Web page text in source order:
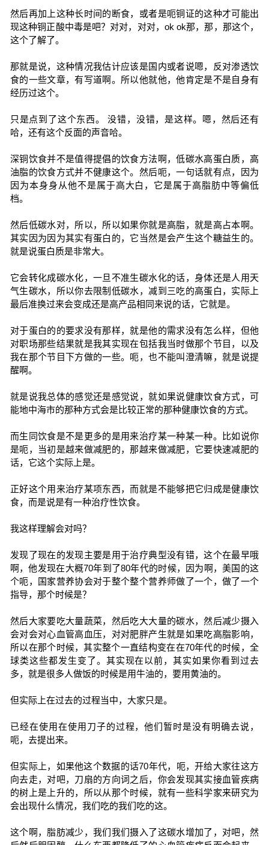
然后再加上这种长时间的断食，或者是呃铜证的这种才可能出
现这种铜正酸中毒是吧？对对，对对，ok ok那，那，那这个，
这个了解了。
那就是说，这种情况我估计应该是国内或者说嗯，反对渗透饮
食的一些文章，有写道啊。所以他就他，他肯定是不是自身有
经历过这个。
只是点到了这个东西。 没错，没错，是这样。嗯，然后还有
哈，还有这个反面的声音哈。
深铜饮食并不是值得提倡的饮食方法啊，低碳水高蛋白质，高
油脂的饮食方式并不健康这个。然后呃，一句话就有点，因为
因为本身身从他不是属于高大白，它是属于高脂肪中等偏低
档。
然后低碳水对，所以，所以如果你就是高脂，就是高占本啊。
其实因为因为其实有蛋白的，它当然是会产生这个糖益生的。
就是说蛋白质是非常大。
它会转化成碳水化，一旦不准生碳水化的话，身体还是人用天
气生碳水，所以你去限制低碳水，减到三吃的高蛋白，实际上
最后准换过来会变成还是高产品相同来说的话，它就是。
对于蛋白的的要求没有那样，就是他的需求没有怎么样，但他
对职场那些结果就是我其实现在包括我当时做那个节目，以及
我在那个节目下方做的一些。呃，也不能叫澄清嘛，就是说提
醒啊。
就是说我总体的感觉还是感觉说，就如果说健康饮食方式，可
能地中海市的那种方式会是比较正常的那种健康饮食的方式。
而生同饮食是不是更多的是用来治疗某一种某一种。比如说你
是呃，当初是越来做减肥的，那越来做减肥，它要快速减肥的
话，它这个实际上是。
正好这个用来治疗某项东西，而就是不能够把它归成是健康饮
食，而是说是有一种治疗性饮食。
我这样理解会对吗？
发现了现在的发现主要是用于治疗典型没有错，这个在最早哦
啊，他发现在大概70年到了80年代的时候，因为啊，美国的这
个呃，国家营养协会对于整个整个营养师做了一个，做了一个
指导，那个时候是？
然后大家要吃大量蔬菜，然后吃大大量的碳水，然后减少摄入
会对会对心血管高血压，对对肥胖产生就是如果吃高脂影响，
所以在那个时候，其实整个一直结构变在在70年代的时候，全
球类这些都发生变了。其实现在以前，其实如果你看到过去
多，就是很多人做饭的时候是用牛油的，要用黄油的。
但实际上在过去的过程当中，大家只是。
已经在使用在使用刀子的过程，他们暂时是没有明确去说，
呃，去提出来。
但实际上，如果他这个数据的话70年代，呃，开给大家往这方
向去走，对吧，刀扇的方向词之后，你会发现其实接血管疾病
的树上是上升的，所以从那个时候，就有一些科学家来研究为
会出现什么情况，我们吃的我们吃的这。
这个啊，脂肪减少，我们我们摄入了这碳水增加了，对吧，然